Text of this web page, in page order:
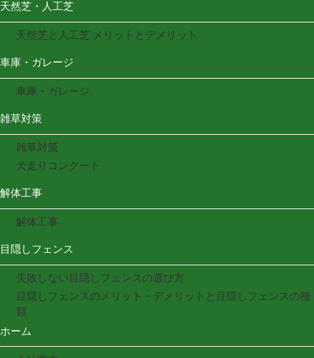
天然芝・人工芝
天然芝と人工芝 メリットとデメリット
車庫・ガレージ
車庫・ガレージ
雑草対策
雑草対策
犬走りコンクート
解体工事
解体工事
目隠しフェンス
失敗しない目隠しフェンスの選び方
目隠しフェンスのメリット・デメリットと目隠しフェンスの種
類
ホーム